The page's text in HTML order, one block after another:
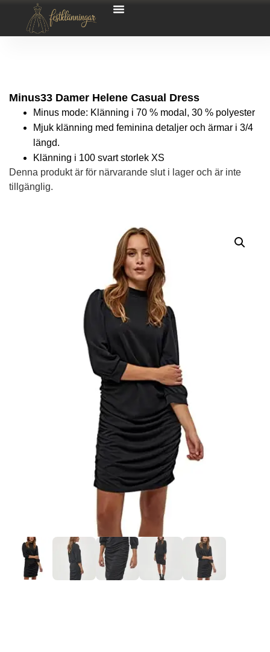
Minus33 Damer Helene Casual Dress
Minus mode: Klänning i 70 % modal, 30 % polyester
Mjuk klänning med feminina detaljer och ärmar i 3/4
längd.
Klänning i 100 svart storlek XS
Denna produkt är för närvarande slut i lager och är inte
tillgänglig.